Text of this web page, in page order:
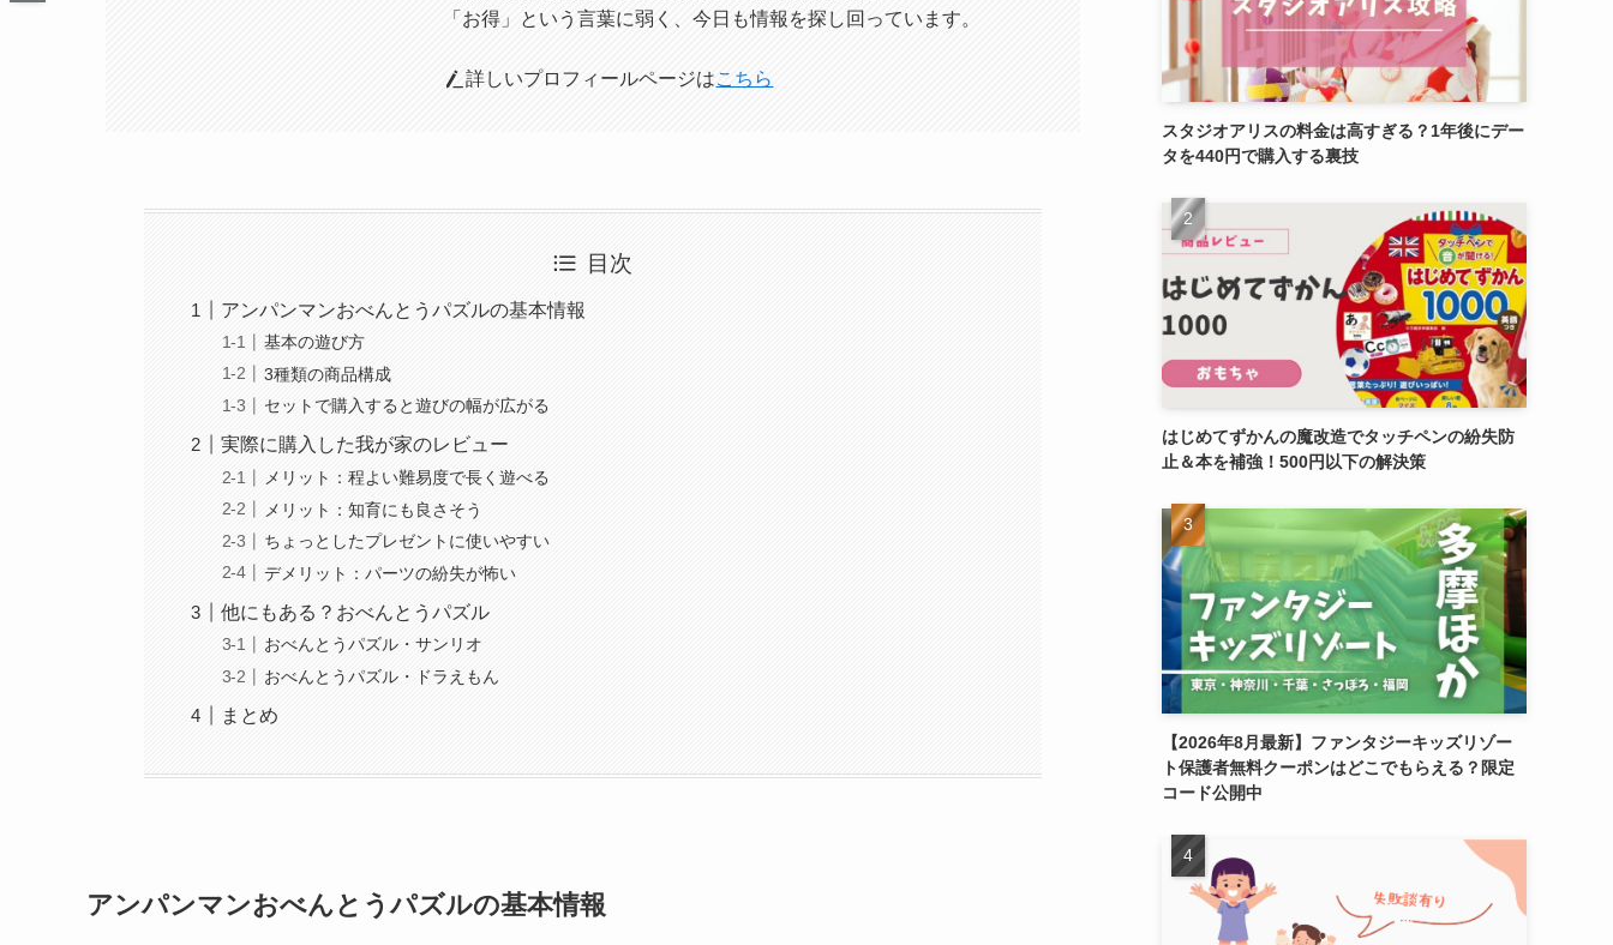
「お得」という言葉に弱く、今日も情報を探し回っています。
詳しいプロフィールページはこちら
目次
アンパンマンおべんとうパズルの基本情報
基本の遊び方
3種類の商品構成
セットで購入すると遊びの幅が広がる
実際に購入した我が家のレビュー
メリット：程よい難易度で長く遊べる
メリット：知育にも良さそう
ちょっとしたプレゼントに使いやすい
デメリット：パーツの紛失が怖い
他にもある？おべんとうパズル
おべんとうパズル・サンリオ
おべんとうパズル・ドラえもん
まとめ
アンパンマンおべんとうパズルの基本情報
スタジオアリスの料金は高すぎる？1年後にデー
タを440円で購入する裏技
はじめてずかんの魔改造でタッチペンの紛失防
止＆本を補強！500円以下の解決策
【2026年8月最新】ファンタジーキッズリゾー
ト保護者無料クーポンはどこでもらえる？限定
コード公開中